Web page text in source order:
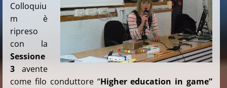
Colloquiu
m è
ripreso
con la
Sessione
3 avente
come filo conduttore “Higher education in game”